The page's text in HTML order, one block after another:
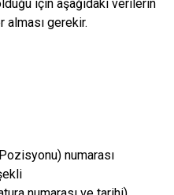
için aşağıdaki verilerin
gerekir.
numarası